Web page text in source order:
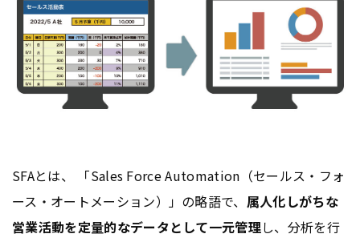
SFAとは、 「Sales Force Automation（セールス・フォ
ース・オートメーション）」の略語で、 属人化しがちな
営業活動を定量的なデータとして一元管理し、分析を行